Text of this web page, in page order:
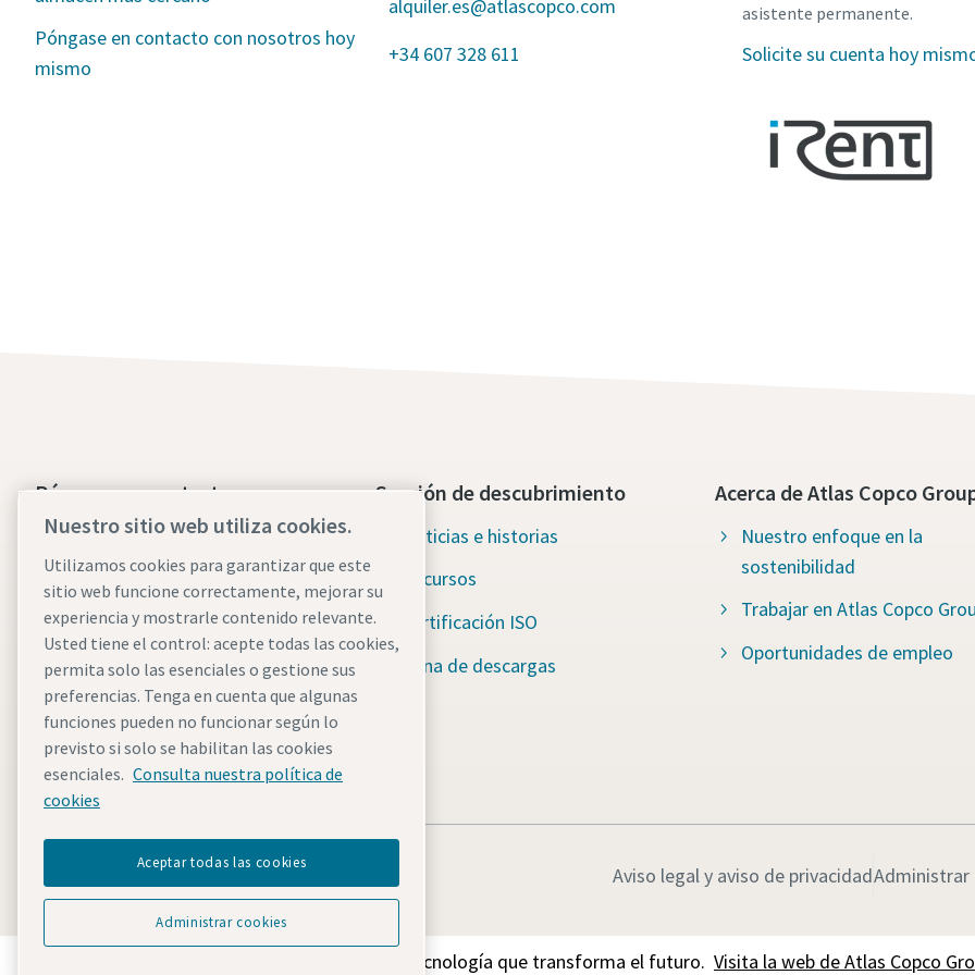
Póngase en contacto con nosotros hoy
mismo
alquiler.es@atlascopco.com
+34 607 328 611
asistente permanente.
Solicite su cuenta hoy
Póngase en contacto con
nosotros hoy mismo
Asistencia de emergencia
ininterrumpida
Nuestros servicios
Flota
Industrias
¿Por qué alquilar?
Sección de descubrimiento
Noticias e historias
Recursos
Certificación ISO
Zona de descargas
Acerca de Atlas Copco
Nuestro enfoque en la
sostenibilidad
Trabajar en Atlas Copco
Oportunidades de empleo
Aviso legal y aviso de privacidadAdministrar
Descubre cómo Atlas Copco Group impulsa la tecnología que transforma el futuro. Visita la web de Atlas Copco
Nuestro sitio web utiliza cookies.
Utilizamos cookies para garantizar que este
sitio web funcione correctamente, mejorar su
experiencia y mostrarle contenido relevante.
Usted tiene el control: acepte todas las cookies,
permita solo las esenciales o gestione sus
preferencias. Tenga en cuenta que algunas
funciones pueden no funcionar según lo
previsto si solo se habilitan las cookies
esenciales. Consulta nuestra política de
cookies
Aceptar todas las cookies
Administrar cookies